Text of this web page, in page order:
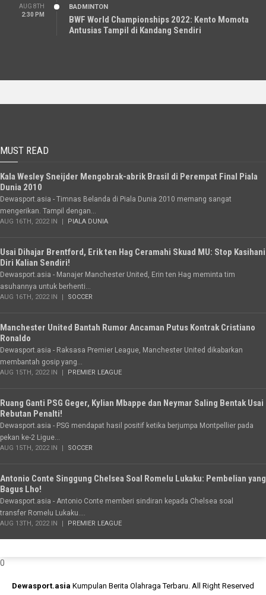
AUG 8TH
2:30 PM
BADMINTON
BWF World Championships 2022: Kento Momota
Antusias Tampil di Kandang Sendiri
MUST READ
Kala Wesley Sneijder Mengobrak-abrik Brasil di Perempat Final Piala
Dunia 2010
Dewasport.asia - Timnas Belanda di Piala Dunia 2010 memang sangat
mengerikan. Tampil dengan...
AUG 16TH, 2022 IN PIALA DUNIA
Usai Dihajar Brentford, Erik ten Hag Ceramahi Skuad MU: Stop Kasihani
Diri Kalian Sendiri!
Dewasport.asia - Manajer Manchester United, Erin ten Hag meminta tim
asuhannya untuk berhenti...
AUG 16TH, 2022 IN SOCCER
Manchester United Bantah Rumor Ancaman Putus Kontrak Cristiano
Ronaldo
Dewasport.asia - Raksasa Premier League, Manchester United dikabarkan
membantah gosip yang...
AUG 15TH, 2022 IN PREMIER LEAGUE
Ruang Ganti PSG Geger, Kylian Mbappe dan Neymar Saling Bentak Usai
Rebutan Penalti!
Dewasport.asia - PSG mendapat hasil positif ketika berjumpa Montpellier pada
pekan ke-2 Ligue...
AUG 15TH, 2022 IN SOCCER
Antonio Conte Singgung Chelsea Soal Romelu Lukaku: Pembelian yang
Bagus Lho!
Dewasport.asia - Antonio Conte memberi sindiran kepada Chelsea soal
transfer Romelu Lukaku....
AUG 13TH, 2022 IN PREMIER LEAGUE
0
Dewasport.asia Kumpulan Berita Olahraga Terbaru. All Right Reserved